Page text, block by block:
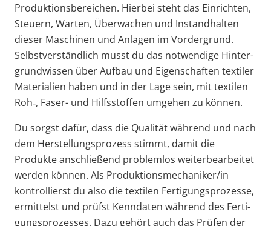
Produk­ti­ons­be­reichen. Hierbei steht das Einrichten,
Steuern, Warten, Überwachen und Instand­halten
dieser Maschinen und Anlagen im Vorder­grund.
Selbst­ver­ständlich musst du das notwendige Hinter­
grund­wissen über Aufbau und Eigen­schaften textiler
Materialien haben und in der Lage sein, mit textilen
Roh‑, Faser- und Hilfs­stoffen umgehen zu können.
Du sorgst dafür, dass die Qualität während und nach
dem Herstel­lungs­prozess stimmt, damit die
Produkte anschließend problemlos weiter­be­ar­beitet
werden können. Als Produktionsmechaniker/in
kontrol­lierst du also die textilen Ferti­gungs­pro­zesse,
ermit­telst und prüfst Kenndaten während des Ferti­
gungs­pro­zesses. Dazu gehört auch das Prüfen der